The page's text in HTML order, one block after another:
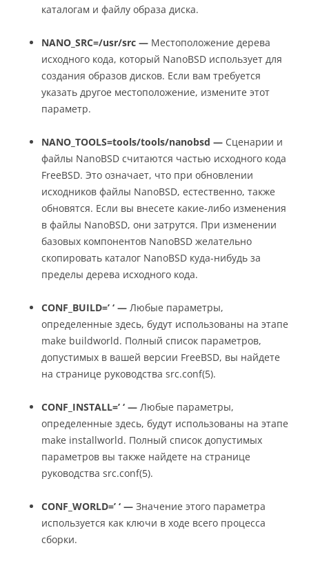
каталогам и файлу образа диска.
NANO_SRC=/usr/src — Местоположение дерева
исходного кода, который NanoBSD использует для
создания образов дисков. Если вам требуется
указать другое местоположение, измените этот
параметр.
NANO_TOOLS=tools/tools/nanobsd — Сценарии и
файлы NanoBSD считаются частью исходного кода
FreeBSD. Это означает, что при обновлении
исходников файлы NanoBSD, естественно, также
обновятся. Если вы внесете какие-либо изменения
в файлы NanoBSD, они затрутся. При изменении
базовых компонентов NanoBSD желательно
скопировать каталог NanoBSD куда-нибудь за
пределы дерева исходного кода.
CONF_BUILD=’ ‘ — Любые параметры,
определенные здесь, будут использованы на этапе
make buildworld. Полный список параметров,
допустимых в вашей версии FreeBSD, вы найдете
на странице руководства src.conf(5).
CONF_INSTALL=’ ‘ — Любые параметры,
определенные здесь, будут использованы на этапе
make installworld. Полный список допустимых
параметров вы также найдете на странице
руководства src.conf(5).
CONF_WORLD=’ ‘ — Значение этого параметра
используется как ключи в ходе всего процесса
сборки.